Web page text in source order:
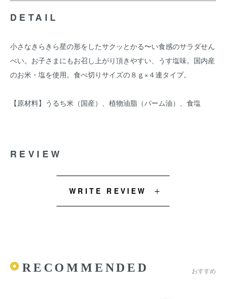
DETAIL
小さなきらきら星の形をしたサクッとかる〜い食感のサラダせん
べい。お子さまにもお召し上がり頂きやすい、うす塩味。国内産
のお米・塩を使用。食べ切りサイズの８ｇ×４連タイプ。
【原材料】うるち米（国産）、植物油脂（パーム油）、食塩
REVIEW
WRITE REVIEW
RECOMMENDED おすすめ